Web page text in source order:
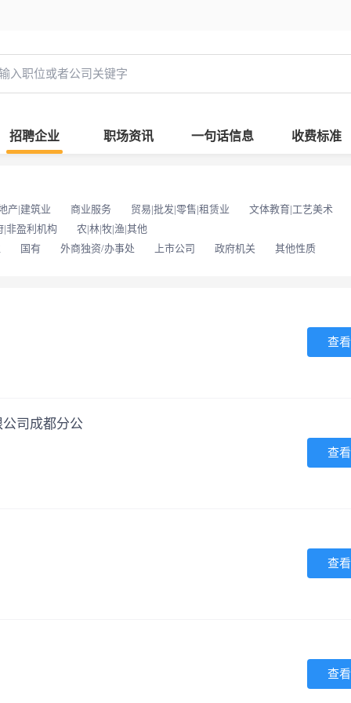
招聘企业 职场资讯 一句话信息 收费标准
产|建筑业 商业服务 贸易|批发|零售|租赁业 文体教育|工艺美术
|非盈利机构
农|林|牧|渔|其他
国有 外商独资/办事处 上市公司 政府机关 其他性质
查
司成都分公
查
查
查